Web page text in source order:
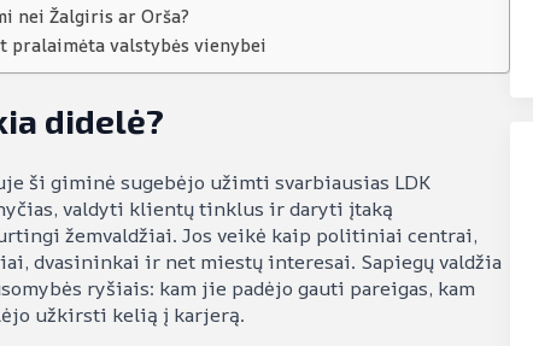
nei Žalgiris ar Orša?
pralaimėta valstybės vienybei
didelė?
ši giminė sugebėjo užimti svarbiausias LDK
valdyti klientų tinklus ir daryti įtaką
žemvaldžiai. Jos veikė kaip politiniai centrai,
dvasininkai ir net miestų interesai. Sapiegų valdžia
ryšiais: kam jie padėjo gauti pareigas, kam
užkirsti kelią į karjerą.